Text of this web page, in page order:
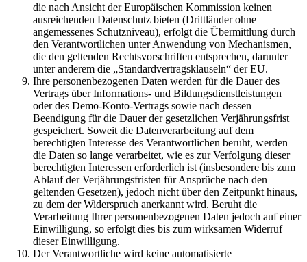
die nach Ansicht der Europäischen Kommission keinen
ausreichenden Datenschutz bieten (Drittländer ohne
angemessenes Schutzniveau), erfolgt die Übermittlung durch
den Verantwortlichen unter Anwendung von Mechanismen,
die den geltenden Rechtsvorschriften entsprechen, darunter
unter anderem die „Standardvertragsklauseln“ der EU.
Ihre personenbezogenen Daten werden für die Dauer des
Vertrags über Informations- und Bildungsdienstleistungen
oder des Demo-Konto-Vertrags sowie nach dessen
Beendigung für die Dauer der gesetzlichen Verjährungsfrist
gespeichert. Soweit die Datenverarbeitung auf dem
berechtigten Interesse des Verantwortlichen beruht, werden
die Daten so lange verarbeitet, wie es zur Verfolgung dieser
berechtigten Interessen erforderlich ist (insbesondere bis zum
Ablauf der Verjährungsfristen für Ansprüche nach den
geltenden Gesetzen), jedoch nicht über den Zeitpunkt hinaus,
zu dem der Widerspruch anerkannt wird. Beruht die
Verarbeitung Ihrer personenbezogenen Daten jedoch auf einer
Einwilligung, so erfolgt dies bis zum wirksamen Widerruf
dieser Einwilligung.
Der Verantwortliche wird keine automatisierte